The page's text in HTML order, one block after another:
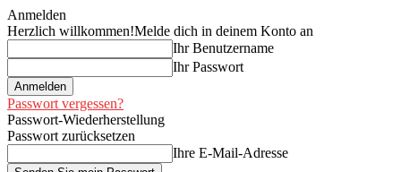
Anmelden
Herzlich willkommen!Melde dich in deinem Konto an
Ihr Benutzername
Ihr Passwort
Passwort vergessen?
Passwort-Wiederherstellung
Passwort zurücksetzen
Ihre E-Mail-Adresse